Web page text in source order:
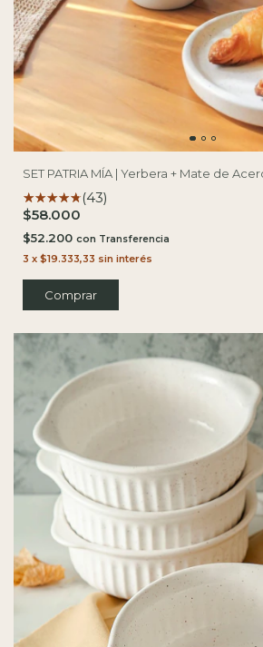
SET PATRIA MÍA | Yerbera + Mate de
(43)
$58.000
$52.200 con
3 x $19.333,33 sin interés
Comprar